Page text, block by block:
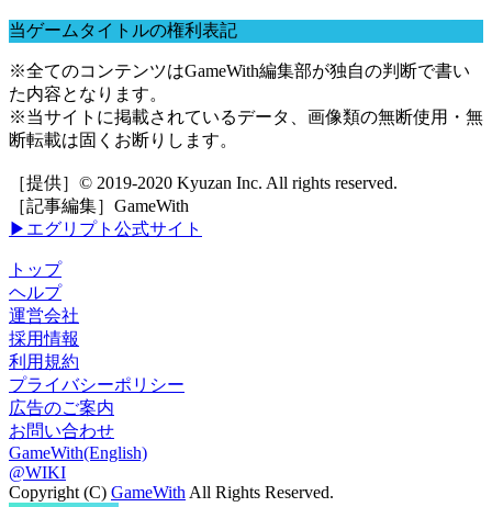
当ゲームタイトルの権利表記
※全てのコンテンツはGameWith編集部が独自の判断で書い
た内容となります。
※当サイトに掲載されているデータ、画像類の無断使用・無
断転載は固くお断りします。
［提供］© 2019-2020 Kyuzan Inc. All rights reserved.
［記事編集］GameWith
▶エグリプト公式サイト
トップ
ヘルプ
運営会社
採用情報
利用規約
プライバシーポリシー
広告のご案内
お問い合わせ
GameWith(English)
@WIKI
Copyright (C) GameWith All Rights Reserved.